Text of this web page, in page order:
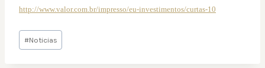
http://www.valor.com.br/impresso/eu-investimentos/curtas-10
Tags
do
#Noticias